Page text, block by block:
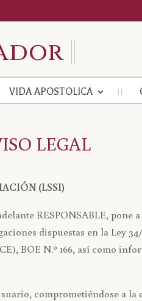
VIDA APOSTOLICA
LEGAL
(LSSI)
RESPONSABLE, pone
dispuestas en la Ley
BOE N.º 166, así como
comprometiéndose a